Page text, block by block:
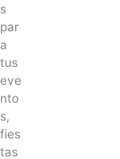
s
par
a
tus
eve
nto
s,
fies
tas